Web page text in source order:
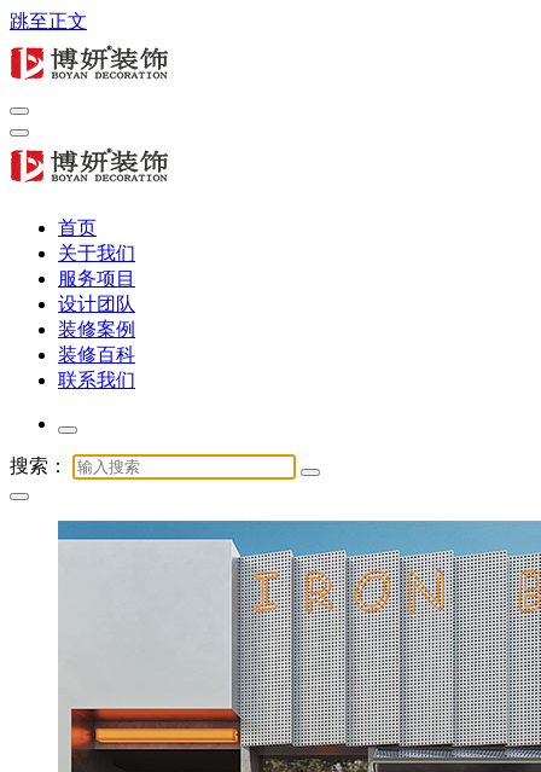
跳至正文
专注商业公装16年，提供办公室、酒店、店铺与展厅全链路服
务
专注商业公装16年，提供办公室、酒店、店铺与展厅全链路服
首页
关于我们
服务项目
设计团队
装修案例
装修百科
联系我们
搜索：